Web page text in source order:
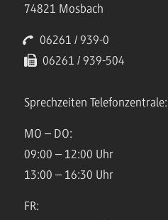
74821 Mosbach
06261 / 939-0
06261 / 939-504
Sprechzeiten Telefonzentrale:
MO – DO:
09:00 – 12:00 Uhr
13:00 – 16:30 Uhr
FR: